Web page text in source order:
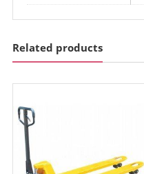
Related products